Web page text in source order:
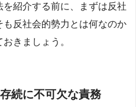
紹介する前に、まずは反社
反社会的勢力とは何なのか
きましょう。
続に不可欠な責務